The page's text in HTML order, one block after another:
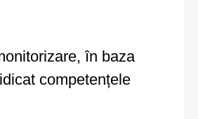
în baza
competențele